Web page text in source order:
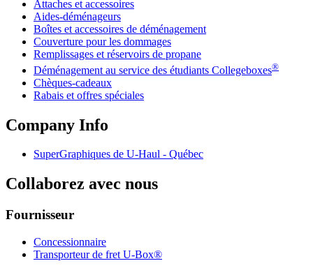
Attaches et accessoires
Aides-déménageurs
Boîtes et accessoires de déménagement
Couverture pour les dommages
Remplissages et réservoirs de propane
Déménagement au service des étudiants Collegeboxes®
Chèques-cadeaux
Rabais et offres spéciales
Company Info
SuperGraphiques de U-Haul - Québec
Collaborez avec nous
Fournisseur
Concessionnaire
Transporteur de fret U-Box®